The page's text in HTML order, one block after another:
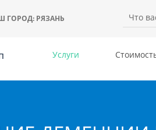
ГОРОД: РЯЗАНЬ
Услуги